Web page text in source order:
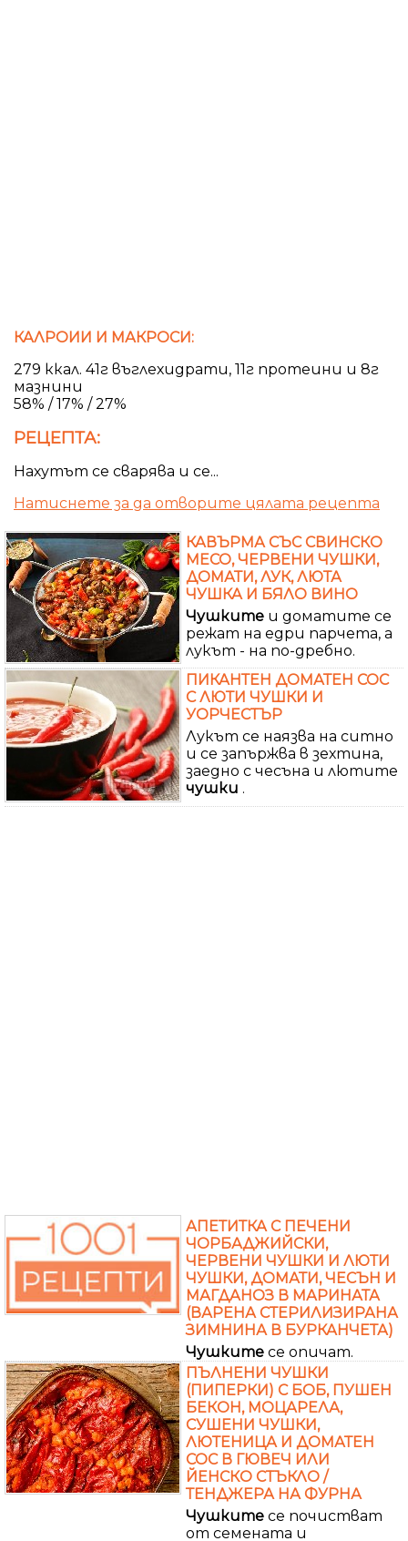
КАЛРОИИ И МАКРОСИ:
279 ккал. 41г въглехидрати, 11г протеини и 8г
мазнини
58% / 17% / 27%
РЕЦЕПТА:
Нахутът се сварява и се...
Натиснете за да отворите цялата рецепта
КАВЪРМА СЪС СВИНСКО
МЕСО, ЧЕРВЕНИ ЧУШКИ,
ДОМАТИ, ЛУК, ЛЮТА
ЧУШКА И БЯЛО ВИНО
Чушките и доматите се
режат на едри парчета, а
лукът - на по-дребно.
ПИКАНТЕН ДОМАТЕН СОС
С ЛЮТИ ЧУШКИ И
УОРЧЕСТЪР
Лукът се наязва на ситно
и се запържва в зехтина,
заедно с чесъна и лютите
чушки .
АПЕТИТКА С ПЕЧЕНИ
ЧОРБАДЖИЙСКИ,
ЧЕРВЕНИ ЧУШКИ И ЛЮТИ
ЧУШКИ, ДОМАТИ, ЧЕСЪН И
МАГДАНОЗ В МАРИНАТА
(ВАРЕНА СТЕРИЛИЗИРАНА
ЗИМНИНА В БУРКАНЧЕТА)
Чушките се опичат.
ПЪЛНЕНИ ЧУШКИ
(ПИПЕРКИ) С БОБ, ПУШЕН
БЕКОН, МОЦАРЕЛА,
СУШЕНИ ЧУШКИ,
ЛЮТЕНИЦА И ДОМАТЕН
СОС В ГЮВЕЧ ИЛИ
ЙЕНСКО СТЪКЛО /
ТЕНДЖЕРА НА ФУРНА
Чушките се почистват
от семената и